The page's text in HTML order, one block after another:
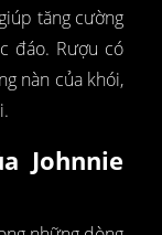
tăng cường
đáo. Rượu có
nàn của khói,
Johnnie